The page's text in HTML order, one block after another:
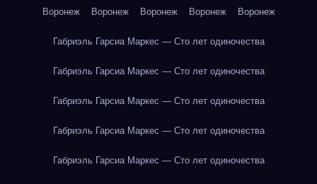
Воронеж Воронеж Воронеж Воронеж Воронеж
Габриэль Гарсиа Маркес — Сто лет одиночества
Габриэль Гарсиа Маркес — Сто лет одиночества
Габриэль Гарсиа Маркес — Сто лет одиночества
Габриэль Гарсиа Маркес — Сто лет одиночества
Габриэль Гарсиа Маркес — Сто лет одиночества